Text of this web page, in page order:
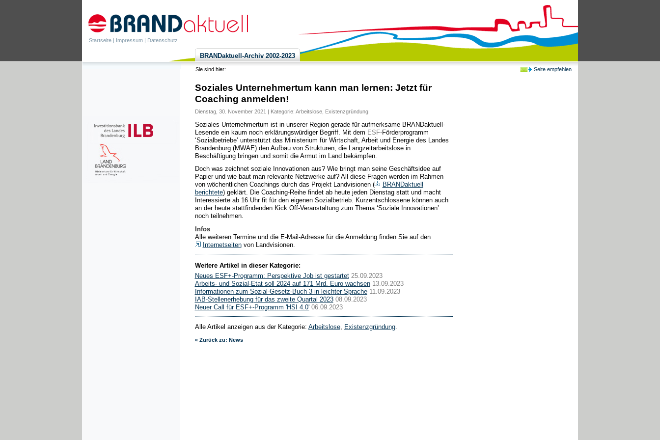
Startseite | Impressum | Datenschutz
Seite empfehlen
BRANDaktuell-Archiv 2002-2023
Sie sind hier:
Soziales Unternehmertum kann man lernen: Jetzt für
Coaching anmelden!
Dienstag, 30. November 2021 | Kategorie: Arbeitslose, Existenzgründung
Soziales Unternehmertum ist in unserer Region gerade für aufmerksame BRANDaktuell-
Lesende ein kaum noch erklärungswürdiger Begriff. Mit dem ESF-Förderprogramm
‘Sozialbetriebe’ unterstützt das Ministerium für Wirtschaft, Arbeit und Energie des Landes
Brandenburg (MWAE) den Aufbau von Strukturen, die Langzeitarbeitslose in
Beschäftigung bringen und somit die Armut im Land bekämpfen.
Doch was zeichnet soziale Innovationen aus? Wie bringt man seine Geschäftsidee auf
Papier und wie baut man relevante Netzwerke auf? All diese Fragen werden im Rahmen
von wöchentlichen Coachings durch das Projekt Landvisionen (
BRANDaktuell
berichtete) geklärt. Die Coaching-Reihe findet ab heute jeden Dienstag statt und macht
Interessierte ab 16 Uhr fit für den eigenen Sozialbetrieb. Kurzentschlossene können auch
an der heute stattfindenden Kick Off-Veranstaltung zum Thema ‘Soziale Innovationen’
noch teilnehmen.
Infos
Alle weiteren Termine und die E-Mail-Adresse für die Anmeldung finden Sie auf den
Internetseitenvon Landvisionen.
Weitere Artikel in dieser Kategorie:
Neues ESF+-Programm: Perspektive Job ist gestartet 25.09.2023
Arbeits- und Sozial-Etat soll 2024 auf 171 Mrd. Euro wachsen 13.09.2023
Informationen zum Sozial-Gesetz-Buch 3 in leichter Sprache 11.09.2023
IAB-Stellenerhebung für das zweite Quartal 2023 08.09.2023
Neuer Call für ESF+-Programm 'HSI 4.0' 06.09.2023
Alle Artikel anzeigen aus der Kategorie: Arbeitslose, Existenzgründung.
« Zurück zu: News